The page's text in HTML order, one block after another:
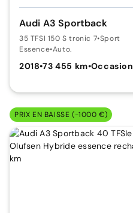
Audi A3 Sportback
35 TFSI 150 S tronic 7•Sport
Essence•Auto.
2018•73 455 km•Occasion
PRIX EN BAISSE (-1000 €)